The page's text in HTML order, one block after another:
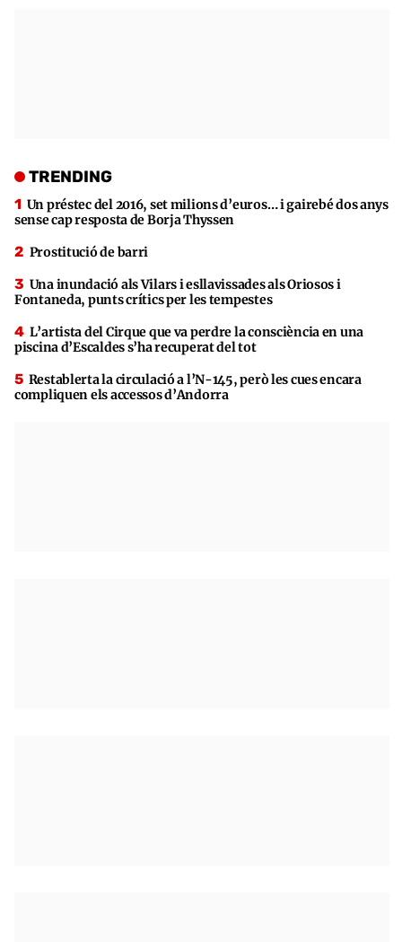
TRENDING
Un préstec del 2016, set milions d’euros… i gairebé dos anys
sense cap resposta de Borja Thyssen
Prostitució de barri
Una inundació als Vilars i esllavissades als Oriosos i
Fontaneda, punts crítics per les tempestes
L’artista del Cirque que va perdre la consciència en una
piscina d’Escaldes s’ha recuperat del tot
Restablerta la circulació a l’N-145, però les cues encara
compliquen els accessos d’Andorra